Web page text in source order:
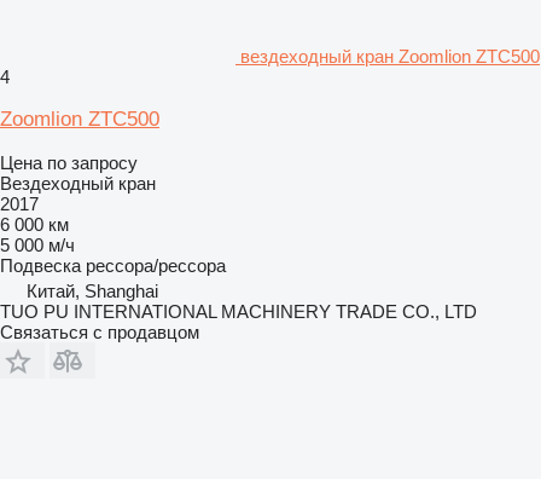
вездеходный кран Zoomlion ZTC500
4
Zoomlion ZTC500
Цена по запросу
Вездеходный кран
2017
6 000 км
5 000 м/ч
Подвеска рессора/рессора
Китай, Shanghai
TUO PU INTERNATIONAL MACHINERY TRADE CO., LTD
Связаться с продавцом